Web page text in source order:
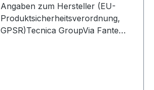
Angaben zum Hersteller (EU-
Produktsicherheitsverordnung,
GPSR)Tecnica GroupVia Fante